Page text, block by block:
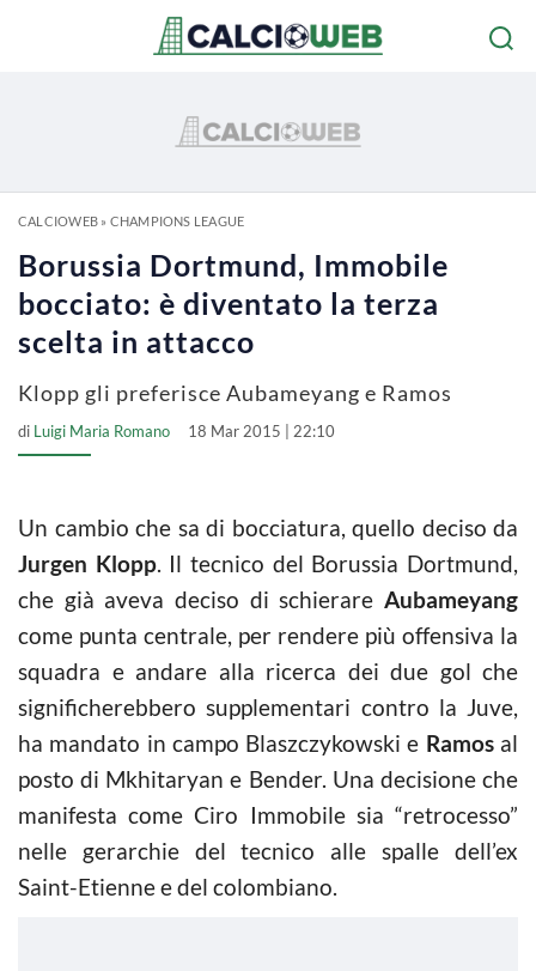
CALCIOWEB» CHAMPIONS LEAGUE
Borussia Dortmund, Immobile
bocciato: è diventato la terza
scelta in attacco
Klopp gli preferisce Aubameyang e Ramos
di Luigi Maria Romano 18 Mar 2015 | 22:10
Un cambio che sa di bocciatura, quello deciso da
Jurgen Klopp. Il tecnico del Borussia Dortmund,
che già aveva deciso di schierare Aubameyang
come punta centrale, per rendere più offensiva la
squadra e andare alla ricerca dei due gol che
significherebbero supplementari contro la Juve,
ha mandato in campo Blaszczykowski e Ramosal
posto di Mkhitaryan e Bender. Una decisione che
manifesta come Ciro Immobile sia “retrocesso”
nelle gerarchie del tecnico alle spalle dell’ex
Saint-Etienne e del colombiano.